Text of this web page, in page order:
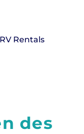
Rentals
des